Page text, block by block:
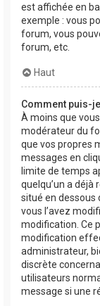
est affichée en
exemple : vous
forum, vous
forum, etc.
Haut
Comment puis-
À moins que
modérateur du
que vos propres
messages en
limite de temps
quelqu’un a déjà
situé en dessous
vous l’avez
modification. Ce
modification
administrateur,
discrète
utilisateurs
message si une